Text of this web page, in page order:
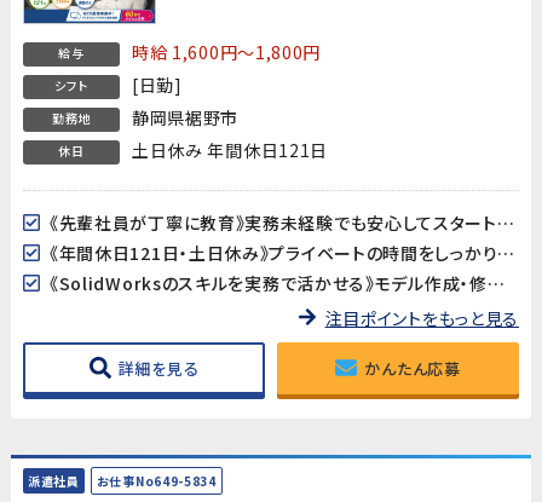
給与 時給 1,600円～1,800円
シフト [日勤]
勤務地 静岡県裾野市
休日 土日休み 年間休日121日
《先輩社員が丁寧に教育》実務未経験でも安心してスタートできます。評価試験の経験が浅い方も、手順書に沿って進めるので大丈夫です。
《年間休日121日・土日休み》プライベートの時間をしっかり確保できる環境です。
《SolidWorksのスキルを実務で活かせる》モデル作成・修正のスキルを、大手自動車部品メーカーの開発現場で活かせます。
注目ポイントをもっと見る
詳細を見る かんたん応募
派遣社員 お仕事No649-5834